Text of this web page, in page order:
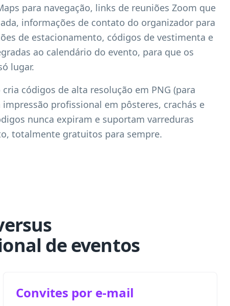
para navegação, links de reuniões Zoom que
informações de contato do organizador para
de estacionamento, códigos de vestimenta e
ao calendário do evento, para que os
lugar.
códigos de alta resolução em PNG (para
profissional em pôsteres, crachás e
nunca expiram e suportam varreduras
totalmente gratuitos para sempre.
de eventos
Convites por e-mail